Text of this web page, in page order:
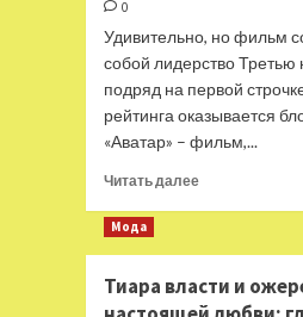
0
Удивительно, но фильм
собой лидерство
подряд на первой
рейтинга оказывается
«Аватар» – фильм,...
Читать далееПрочитать
сбавляет
оборотов
Мода
Тиара власти и